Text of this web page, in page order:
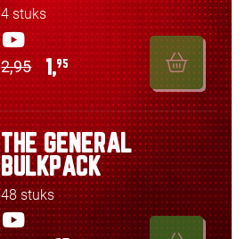
4 stuks
2,95 1,95
THE GENERAL
BULKPACK
48 stuks